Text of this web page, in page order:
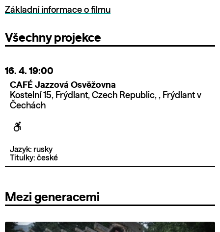
Základní informace o filmu
Všechny projekce
16. 4. 19:00
CAFÉ Jazzová Osvěžovna
Kostelní 15, Frýdlant, Czech Republic, , Frýdlant v
Čechách
Jazyk: rusky
Titulky: české
Mezi generacemi